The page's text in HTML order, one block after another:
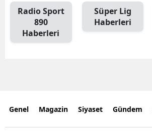
Radio Sport
890
Haberleri
Süper Lig
Haberleri
Genel Magazin Siyaset Gündem